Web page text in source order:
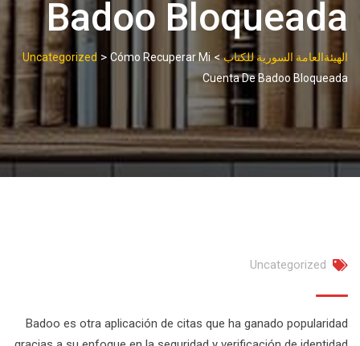
Badoo Bloqueada
الهيئةالعامة السورية للكتاب>
Uncategorized > Cómo Recuperar Mi
Cuenta De Badoo Bloqueada
Uncategorized
Badoo es otra aplicación de citas que ha ganado popularidad